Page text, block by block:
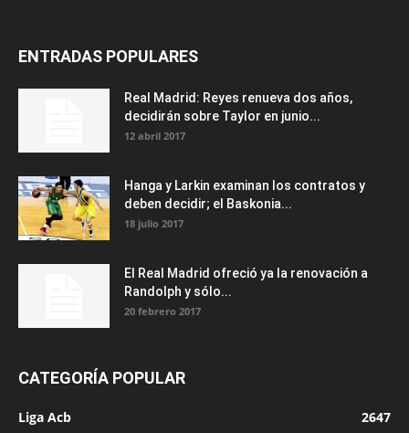
ENTRADAS POPULARES
Real Madrid: Reyes renueva dos años,
decidirán sobre Taylor en junio...
12 abril 2017
Hanga y Larkin examinan los contratos y
deben decidir; el Baskonia...
18 julio 2017
El Real Madrid ofreció ya la renovación a
Randolph y sólo...
20 febrero 2017
CATEGORÍA POPULAR
Liga Acb
2647